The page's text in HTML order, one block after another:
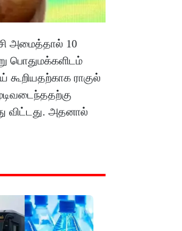
அமைத்தால் 10
பொதுமக்களிடம்
ராகுல்
விட்டது. அதனால்